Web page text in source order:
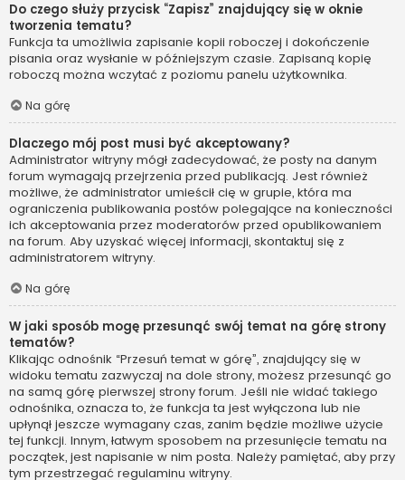
Do czego służy przycisk “Zapisz” znajdujący się w oknie
tworzenia tematu?
Funkcja ta umożliwia zapisanie kopii roboczej i dokończenie
pisania oraz wysłanie w późniejszym czasie. Zapisaną kopię
roboczą można wczytać z poziomu panelu użytkownika.
Na górę
Dlaczego mój post musi być akceptowany?
Administrator witryny mógł zadecydować, że posty na danym
forum wymagają przejrzenia przed publikacją. Jest również
możliwe, że administrator umieścił cię w grupie, która ma
ograniczenia publikowania postów polegające na konieczności
ich akceptowania przez moderatorów przed opublikowaniem
na forum. Aby uzyskać więcej informacji, skontaktuj się z
administratorem witryny.
Na górę
W jaki sposób mogę przesunąć swój temat na górę strony
tematów?
Klikając odnośnik “Przesuń temat w górę”, znajdujący się w
widoku tematu zazwyczaj na dole strony, możesz przesunąć go
na samą górę pierwszej strony forum. Jeśli nie widać takiego
odnośnika, oznacza to, że funkcja ta jest wyłączona lub nie
upłynął jeszcze wymagany czas, zanim będzie możliwe użycie
tej funkcji. Innym, łatwym sposobem na przesunięcie tematu na
początek, jest napisanie w nim posta. Należy pamiętać, aby przy
tym przestrzegać regulaminu witryny.